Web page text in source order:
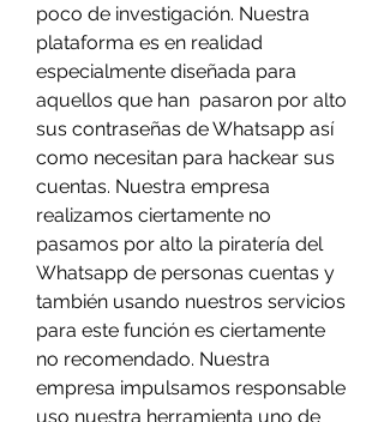
poco de investigación. Nuestra
plataforma es en realidad
especialmente diseñada para
aquellos que han  pasaron por alto
sus contraseñas de Whatsapp así
como necesitan para hackear sus
cuentas. Nuestra empresa
realizamos ciertamente no
pasamos por alto la piratería del
Whatsapp de personas cuentas y
también usando nuestros servicios
para este función es ciertamente
no recomendado. Nuestra
empresa impulsamos responsable
uso nuestra herramienta uno de